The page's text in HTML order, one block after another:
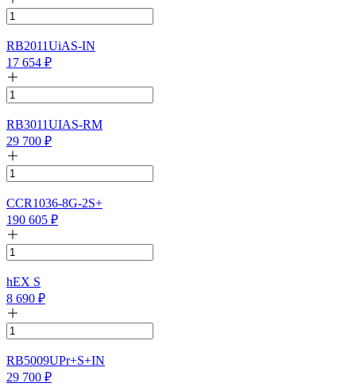
RB2011UiAS-IN
17 654 ₽
RB3011UIAS-RM
29 700 ₽
CCR1036-8G-2S+
190 605 ₽
hEX S
8 690 ₽
RB5009UPr+S+IN
29 700 ₽